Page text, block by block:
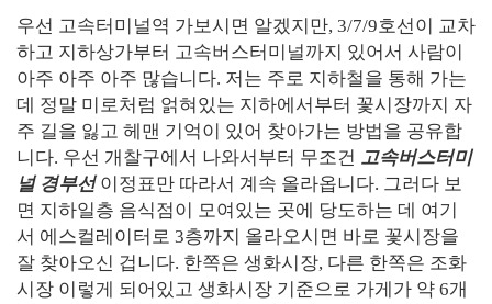
우선 고속터미널역 가보시면 알겠지만, 3/7/9호선이 교차
하고 지하상가부터 고속버스터미널까지 있어서 사람이
아주 아주 아주 많습니다. 저는 주로 지하철을 통해 가는
데 정말 미로처럼 얽혀있는 지하에서부터 꽃시장까지 자
주 길을 잃고 헤맨 기억이 있어 찾아가는 방법을 공유합
니다. 우선 개찰구에서 나와서부터 무조건 고속버스터미
널 경부선이정표만 따라서 계속 올라옵니다. 그러다 보
면 지하일층 음식점이 모여있는 곳에 당도하는 데 여기
서 에스컬레이터로 3층까지 올라오시면 바로 꽃시장을
잘 찾아오신 겁니다. 한쪽은 생화시장, 다른 한쪽은 조화
시장 이렇게 되어있고 생화시장 기준으로 가게가 약 6개